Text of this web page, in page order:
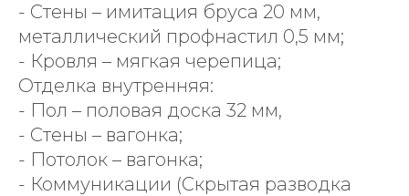
- Стены – имитация бруса 20 мм,
металлический профнастил 0,5 мм;
- Кровля – мягкая черепица;
Отделка внутренняя:
- Пол – половая доска 32 мм,
- Стены – вагонка;
- Потолок – вагонка;
- Коммуникации (Скрытая разводка